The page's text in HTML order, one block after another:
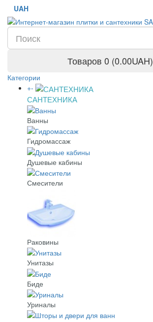
UAH
Товаров 0 (0.00UAH)
Категории
+-
САНТЕХНИКА
Ванны
Гидромассаж
Душевые кабины
Смесители
Раковины
Унитазы
Биде
Уриналы